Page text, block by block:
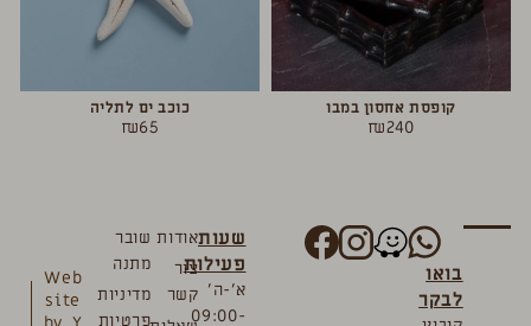
קופסת אחסון במבו
₪240
כוכב ים לתליה
₪65
בואו
לבקר
שעות
פעילות
א’-ה’
09:00-
אודות
צור
קשר
שובר
מתנה
מדיניות
פרטיות
Web
site